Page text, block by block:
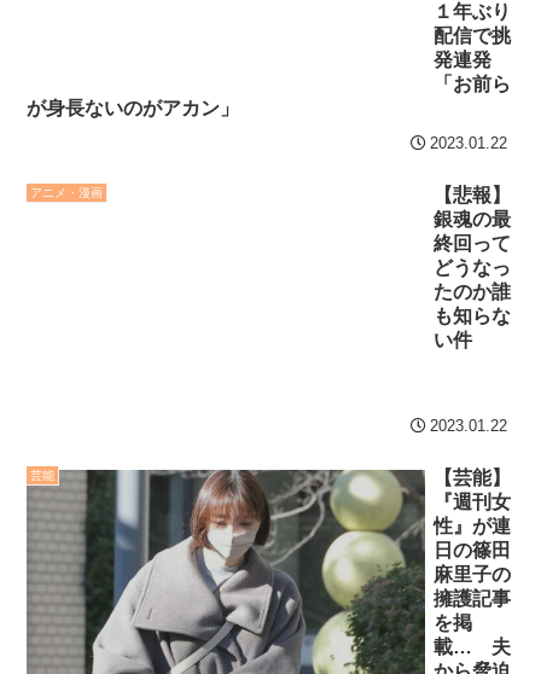
１年ぶり
配信で挑
発連発
「お前ら
が身長ないのがアカン」
2023.01.22
アニメ・漫画
【悲報】
銀魂の最
終回って
どうなっ
たのか誰
も知らな
い件
2023.01.22
芸能
【芸能】
『週刊女
性』が連
日の篠田
麻里子の
擁護記事
を掲
載… 夫